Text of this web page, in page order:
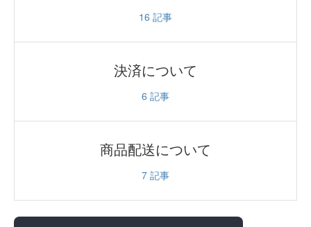
16 記事
決済について
6 記事
商品配送について
7 記事